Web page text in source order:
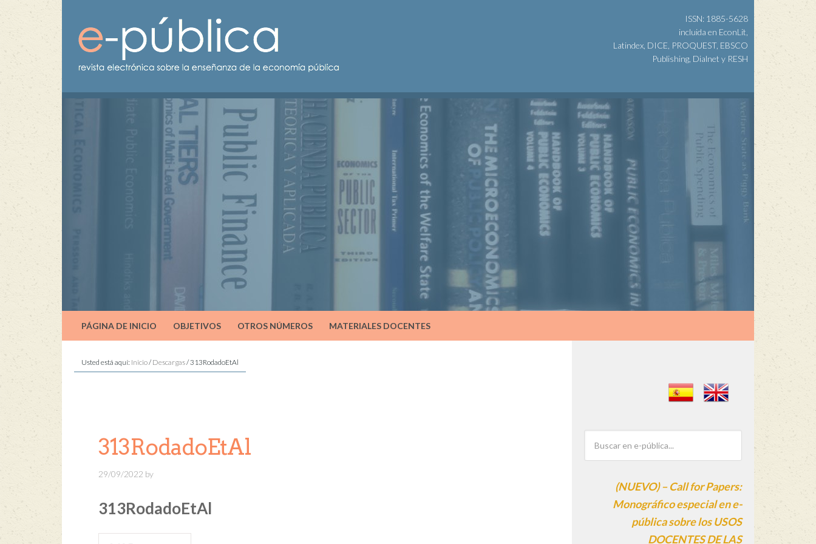
ISSN: 1885-5628
incluida en EconLit,
Latindex, DICE, PROQUEST, EBSCO
Publishing, Dialnet y RESH
PÁGINA DE INICIO OBJETIVOS OTROS NÚMEROS MATERIALES DOCENTES
Usted está aquí: Inicio/ Descargas/313RodadoEtAl
313RodadoEtAl
29/09/2022 by
313RodadoEtAl
(NUEVO) – Call for Papers:
Monográfico especial en e-
pública sobre los USOS
DOCENTES DE LAS